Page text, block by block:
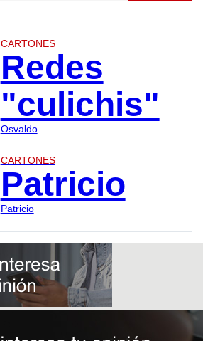
CARTONES
Redes
"culichis"
Osvaldo
CARTONES
Patricio
Patricio